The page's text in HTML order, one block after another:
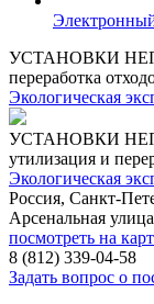
УСТАНОВКИ
переработка
Экологическая
УСТАНОВКИ
утилизация и
Экологическая
Россия, Санкт-
Арсенальная
посмотреть на
8 (812) 339-04-58
Задать вопрос о